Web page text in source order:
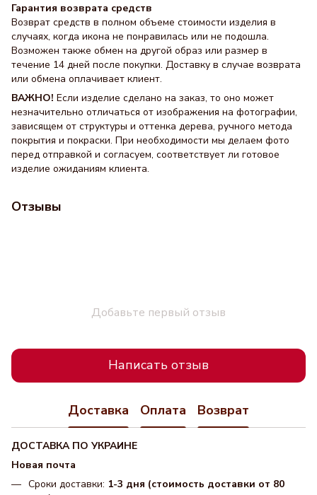
Гарантия возврата средств
Возврат средств в полном объеме стоимости изделия в
случаях, когда икона не понравилась или не подошла.
Возможен также обмен на другой образ или размер в
течение 14 дней после покупки. Доставку в случае возврата
или обмена оплачивает клиент.
ВАЖНО! Если изделие сделано на заказ, то оно может
незначительно отличаться от изображения на фотографии,
зависящем от структуры и оттенка дерева, ручного метода
покрытия и покраски. При необходимости мы делаем фото
перед отправкой и согласуем, соответствует ли готовое
изделие ожиданиям клиента.
Отзывы
Добавьте первый отзыв
Написать отзыв
Доставка Оплата Возврат
ДОСТАВКА ПО УКРАИНЕ
Новая почта
Сроки доставки: 1-3 дня (стоимость доставки от 80